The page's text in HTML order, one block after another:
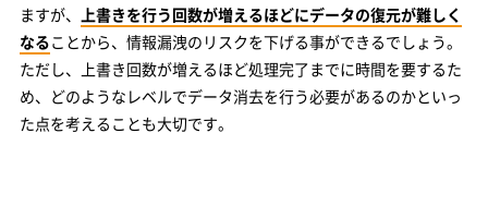
ますが、 上書きを行う回数が増えるほどにデータの復元が難しく
なることから、情報漏洩のリスクを下げる事ができるでしょう。
ただし、上書き回数が増えるほど処理完了までに時間を要するた
め、どのようなレベルでデータ消去を行う必要があるのかといっ
た点を考えることも大切です。